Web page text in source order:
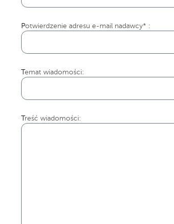
Potwierdzenie adresu e-mail nadawcy* :
Temat wiadomości:
Treść wiadomości: